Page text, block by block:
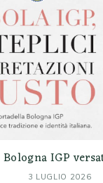
IGP
3 LUGLIO 2026